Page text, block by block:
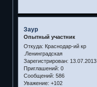
Заур
Опытный участник
Откуда: Краснодар-ий кр
.Ленинградская
Зарегистрирован: 13.07.2013
Приглашений: 0
Сообщений: 586
Уважение: +102